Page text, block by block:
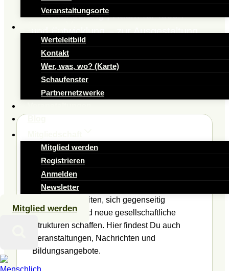
Veranstaltungsorte
Werteleitbild
Kontakt
Wer, was, wo? (Karte)
Schaufenster
Partnernetzwerke
Mitglied werden
Registrieren
Anmelden
Newsletter
Mitglied werden
Veränderung | Raum für Ideen
und Entwicklung – zur Ausgestaltung
von konkreten Projekten
Meine Vorteile als Mitglied
Netzwerk
Die Vision umfasst den Aufbau eines
Netzwerks, in dem Menschen
zusammenarbeiten, sich gegenseitig
unterstützen und neue gesellschaftliche
Strukturen schaffen. Hier findest Du auch
Veranstaltungen, Nachrichten und
Bildungsangebote.